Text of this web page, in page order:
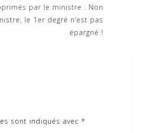
par le ministre : Non
le 1er degré n’est pas
épargné !
sont indiqués avec *